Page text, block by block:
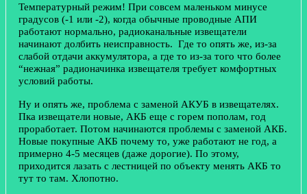
Температурный режим! При совсем маленьком минусе
градусов (-1 или -2), когда обычные проводные АПИ
работают нормально, радиоканальные извещатели
начинают долбить неисправность. Где то опять же, из-за
слабой отдачи аккумулятора, а где то из-за того что более
“нежная” радионачинка извещателя требует комфортных
условий работы.
Ну и опять же, проблема с заменой АКУБ в извещателях.
Пка извещатели новые, АКБ еще с горем пополам, год
проработает. Потом начинаются проблемы с заменой АКБ.
Новые покупные АКБ почему то, уже работают не год, а
примерно 4-5 месяцев (даже дорогие). По этому,
приходится лазать с лестницей по объекту менять АКБ то
тут то там. Хлопотно.